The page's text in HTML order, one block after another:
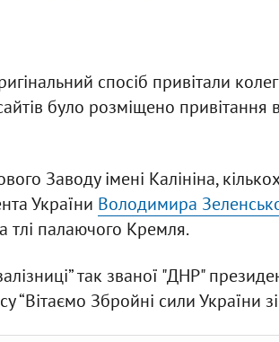
спосіб привітали
було розміщено
Заводу імені Калініна,
України Володимира
тлі палаючого Кремля.
так званої "ДНР"
“Вітаємо Збройні сили України